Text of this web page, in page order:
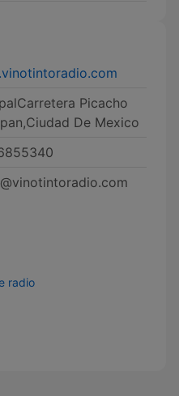
Picacho
De Mexico
radio